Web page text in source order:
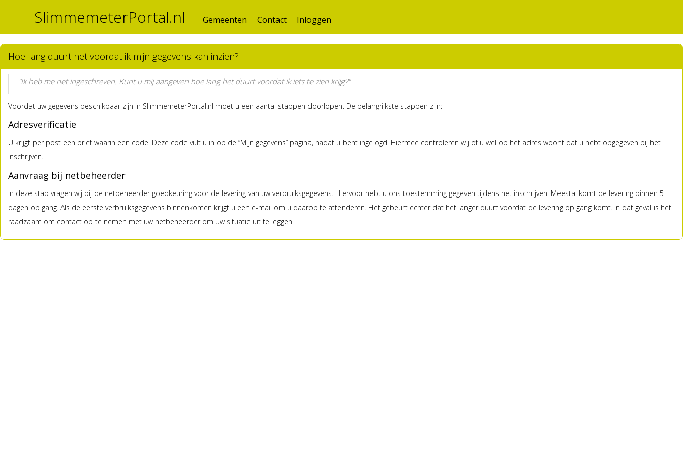
SlimmemeterPortal.nl Gemeenten Contact Inloggen
Hoe lang duurt het voordat ik mijn gegevens kan inzien?
"Ik heb me net ingeschreven. Kunt u mij aangeven hoe lang het duurt voordat ik iets te zien krijg?"
Voordat uw gegevens beschikbaar zijn in SlimmemeterPortal.nl moet u een aantal stappen doorlopen. De belangrijkste stappen zijn:
Adresverificatie
U krijgt per post een brief waarin een code. Deze code vult u in op de “Mijn gegevens” pagina, nadat u bent ingelogd. Hiermee controleren wij of u wel op het adres woont dat u hebt opgegeven bij het
inschrijven.
Aanvraag bij netbeheerder
In deze stap vragen wij bij de netbeheerder goedkeuring voor de levering van uw verbruiksgegevens. Hiervoor hebt u ons toestemming gegeven tijdens het inschrijven. Meestal komt de levering binnen 5
dagen op gang. Als de eerste verbruiksgegevens binnenkomen krijgt u een e-mail om u daarop te attenderen. Het gebeurt echter dat het langer duurt voordat de levering op gang komt. In dat geval is het
raadzaam om contact op te nemen met uw netbeheerder om uw situatie uit te leggen